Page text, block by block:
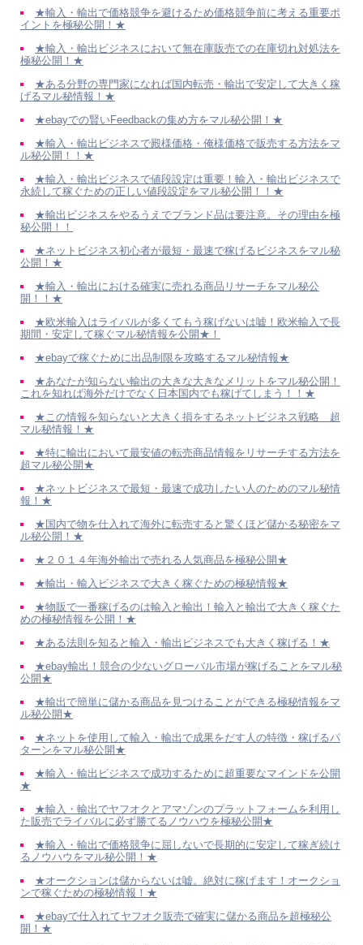
★輸入・輸出で価格競争を避けるため価格競争前に考える重要ポ
イントを極秘公開！★
★輸入・輸出ビジネスにおいて無在庫販売での在庫切れ対処法を
極秘公開！★
★ある分野の専門家になれば国内転売・輸出で安定して大きく稼
げるマル秘情報！★
★ebayでの賢いFeedbackの集め方をマル秘公開！★
★輸入・輸出ビジネスで殿様価格・俺様価格で販売する方法をマ
ル秘公開！！★
★輸入・輸出ビジネスで値段設定は重要！輸入・輸出ビジネスで
永続して稼ぐための正しい値段設定をマル秘公開！！★
★輸出ビジネスをやるうえでブランド品は要注意。その理由を極
秘公開！！
★ネットビジネス初心者が最短・最速で稼げるビジネスをマル秘
公開！★
★輸入・輸出における確実に売れる商品リサーチをマル秘公
開！！★
★欧米輸入はライバルが多くてもう稼げないは嘘！欧米輸入で長
期間・安定して稼ぐマル秘情報を公開★！
★ebayで稼ぐために出品制限を攻略するマル秘情報★
★あなたが知らない輸出の大きな大きなメリットをマル秘公開！
これを知れば海外だけでなく日本国内でも稼げてしまう！！★
★この情報を知らないと大きく損をするネットビジネス戦略 超
マル秘情報！★
★特に輸出において最安値の転売商品情報をリサーチする方法を
超マル秘公開★
★ネットビジネスで最短・最速で成功したい人のためのマル秘情
報！★
★国内で物を仕入れて海外に転売すると驚くほど儲かる秘密をマ
ル秘公開！★
★２０１４年海外輸出で売れる人気商品を極秘公開★
★輸出・輸入ビジネスで大きく稼ぐための極秘情報★
★物販で一番稼げるのは輸入と輸出！輸入と輸出で大きく稼ぐた
めの極秘情報を公開！★
★ある法則を知ると輸入・輸出ビジネスでも大きく稼げる！★
★ebay輸出！競合の少ないグローバル市場が稼げることをマル秘
公開★
★輸出で簡単に儲かる商品を見つけることができる極秘情報をマ
ル秘公開★
★ネットを使用して輸入・輸出で成果をだす人の特徴・稼げるパ
ターンをマル秘公開★
★輸入・輸出ビジネスで成功するために超重要なマインドを公開
★
★輸入・輸出でヤフオクとアマゾンのプラットフォームを利用し
た販売でライバルに必ず勝てるノウハウを極秘公開★
★輸入・輸出で価格競争に屈しないで長期的に安定して稼ぎ続け
るノウハウをマル秘公開！★
★オークションは儲からないは嘘。絶対に稼げます！オークショ
ンで稼ぐための極秘情報！★
★ebayで仕入れてヤフオク販売で確実に儲かる商品を超極秘公
開！★